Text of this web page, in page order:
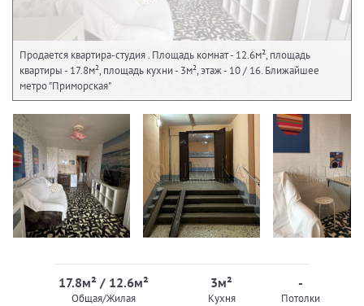
Продается квартира-студия . Площадь комнат - 12.6м², площадь
квартиры - 17.8м², площадь кухни - 3м², этаж - 10 / 16. Ближайшее
метро "Приморская"
17.8м² / 12.6м²
Общая/Жилая
3м²
Кухня
-
Потолки